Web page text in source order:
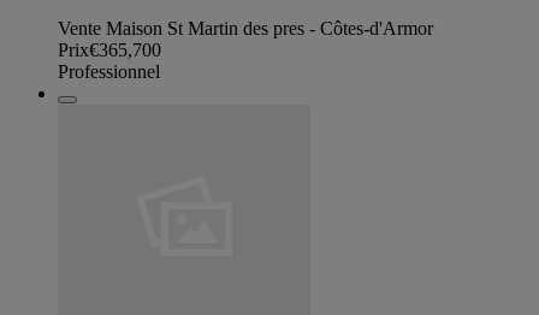
Vente Maison St Martin des pres - Côtes-d'Armor
Prix€365,700
Professionnel